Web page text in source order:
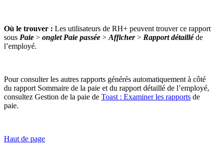
Où le trouver : Les utilisateurs de RH+ peuvent trouver ce rapport
sous Paie > onglet Paie passée > Afficher> Rapport détailléde
l’employé.
Pour consulter les autres rapports générés automatiquement à côté
du rapport Sommaire de la paie et du rapport détaillé de l’employé,
consultez Gestion de la paie de Toast : Examiner les rapports de
paie.
Haut de page